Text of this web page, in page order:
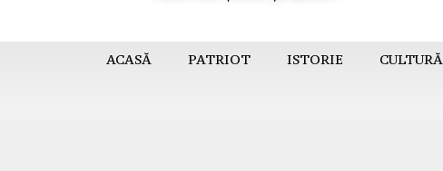
ACASĂ PATRIOT ISTORIE CULTURĂ